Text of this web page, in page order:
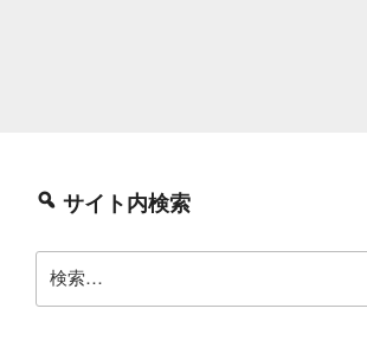
サイト内検索
索: